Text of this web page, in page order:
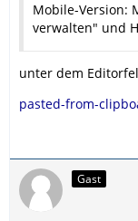
Mobile-Version:
verwalten" und
unter dem
pasted-from-
Gast